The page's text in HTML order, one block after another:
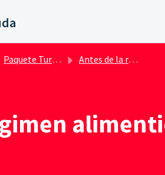
Paquete Turístico Antes de la reserva